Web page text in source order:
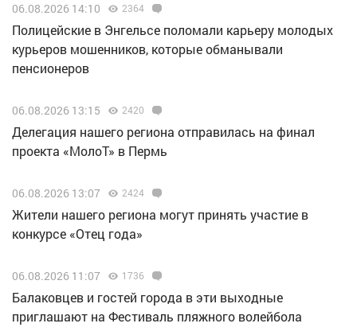
06.08.2026 14:10 2364
Полицейские в Энгельсе поломали карьеру молодых
курьеров мошенников, которые обманывали
пенсионеров
06.08.2026 13:15 2420
Делегация нашего региона отправилась на финал
проекта «МолоТ» в Пермь
06.08.2026 13:07 2424
Жители нашего региона могут принять участие в
конкурсе «Отец года»
06.08.2026 11:07 1736
Балаковцев и гостей города в эти выходные
приглашают на Фестиваль пляжного волейбола